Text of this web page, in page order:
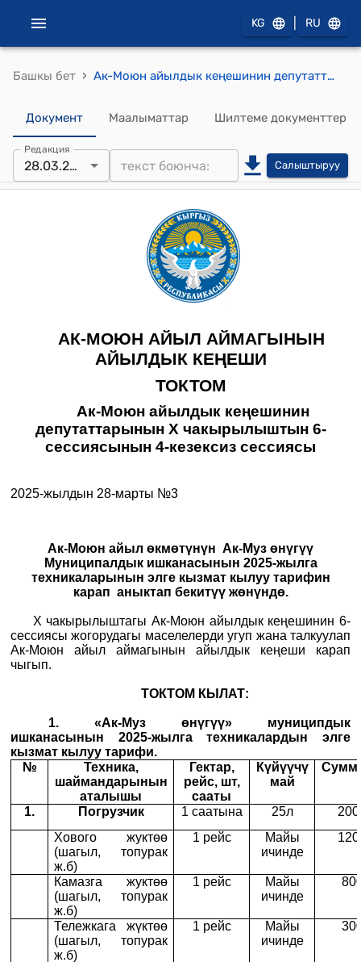
KG RU
Башкы бет › Ак-Моюн айылдык кеңешинин депутаттарынын 2025-жылдын 28-мартындагы "Ак-Моюн айыл өкмөтүнүн Ак-Муз өнүгүү Муниципалдык ишканасынын 2025-жылга техникаларынын элге кызмат кылуу тарифин карап аныктап бекитүү жөнүндө" .№3 токтому
Документ Маалыматтар Шилтеме документтер
Редакция
28.03.2025 Салыштыруу